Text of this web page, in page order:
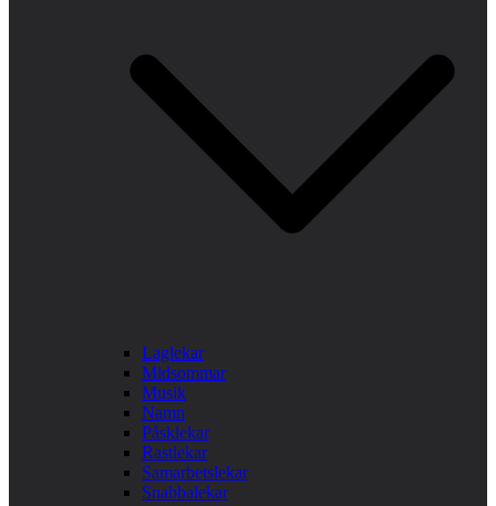
Laglekar
Midsommar
Musik
Namn
Påsklekar
Rastlekar
Samarbetslekar
Snabbalekar